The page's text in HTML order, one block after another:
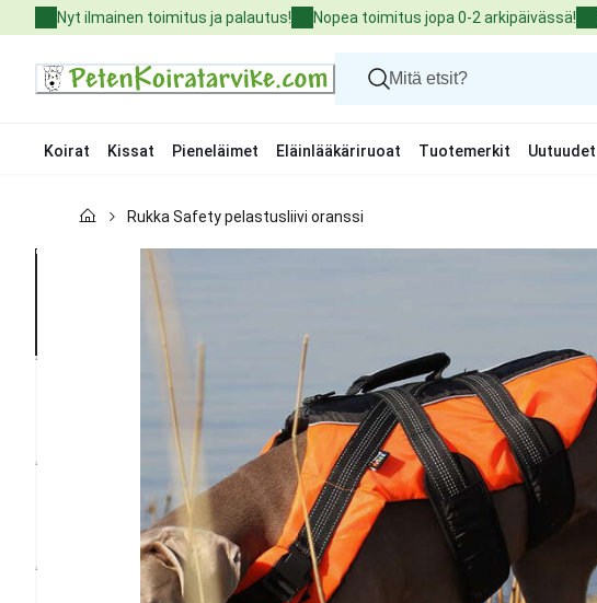
to
Nyt ilmainen toimitus ja palautus! Nopea toimitus jopa 0-2 arkipäivässä!
Koirat Kissat Pieneläimet Eläinlääkäriruoat Tuotemerkit Uutuudet
Kissat
Eläinlääkäriruoat
Rukka Safety pelastusliivi oranssi